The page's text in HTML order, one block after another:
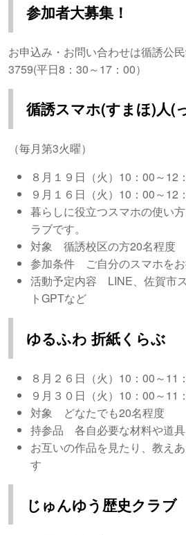
参加者大募集！
お申込み・お問い合わせは循誘
3759(平日8：30～17：00）
循誘スマホ(すまほ)人(
（毎月第3火曜）
８月１９日（火）10：00～12
９月１６日（火）10：00～12
暮らしに役立つスマホの使い
ラブです。
対象 循誘校区の方20名程度
参加条件 ご自分のスマホを
活動予定内容 LINE、佐賀市
トGPTなど
ゆるふわ 折紙くらぶ
８月２６日（火）10：00～11
９月３０日（火）10：00～11
対象 どなたでも20名程度
持参品 各自必要な材料や道具
お互いの作品を見たり、教え
す
じゅんゆう歴史クラブ